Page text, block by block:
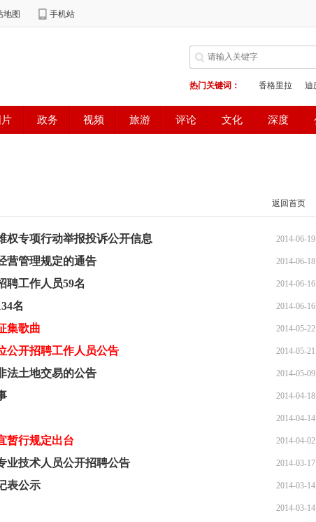
返回首页
权专项行动举报投诉公开信息 2014-06-19
营管理规定的通告 2014-06-18
聘工作人员59名 2014-06-16
名 2014-06-16
集歌曲 2014-05-22
公开招聘工作人员公告 2014-05-21
法土地交易的公告 2014-05-09
2014-04-18
2014-04-14
暂行规定出台 2014-04-02
业技术人员公开招聘公告 2014-03-17
表公示 2014-03-14
2014-03-14